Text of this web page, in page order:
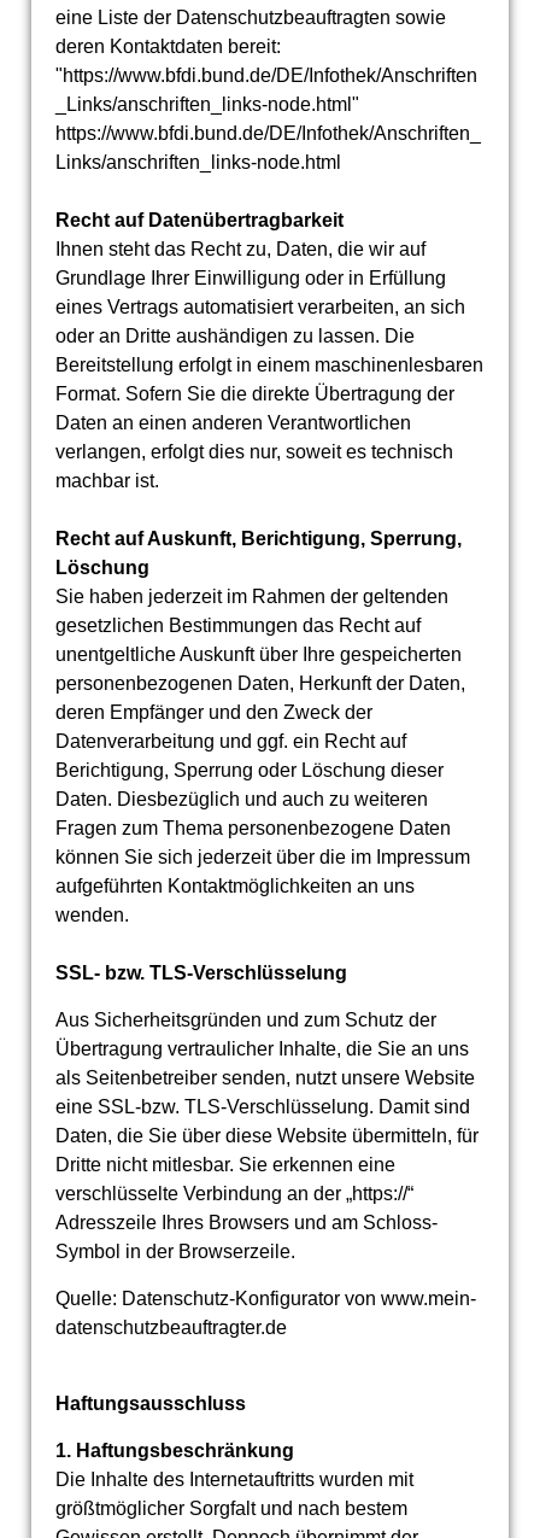
eine Liste der Datenschutzbeauftragten sowie
deren Kontaktdaten bereit:
"https://www.bfdi.bund.de/DE/Infothek/Anschriften
_Links/anschriften_links-node.html"
https://www.bfdi.bund.de/DE/Infothek/Anschriften_
Links/anschriften_links-node.html
Recht auf Datenübertragbarkeit
Ihnen steht das Recht zu, Daten, die wir auf
Grundlage Ihrer Einwilligung oder in Erfüllung
eines Vertrags automatisiert verarbeiten, an sich
oder an Dritte aushändigen zu lassen. Die
Bereitstellung erfolgt in einem maschinenlesbaren
Format. Sofern Sie die direkte Übertragung der
Daten an einen anderen Verantwortlichen
verlangen, erfolgt dies nur, soweit es technisch
machbar ist.
Recht auf Auskunft, Berichtigung, Sperrung,
Löschung
Sie haben jederzeit im Rahmen der geltenden
gesetzlichen Bestimmungen das Recht auf
unentgeltliche Auskunft über Ihre gespeicherten
personenbezogenen Daten, Herkunft der Daten,
deren Empfänger und den Zweck der
Datenverarbeitung und ggf. ein Recht auf
Berichtigung, Sperrung oder Löschung dieser
Daten. Diesbezüglich und auch zu weiteren
Fragen zum Thema personenbezogene Daten
können Sie sich jederzeit über die im Impressum
aufgeführten Kontaktmöglichkeiten an uns
wenden.
SSL- bzw. TLS-Verschlüsselung
Aus Sicherheitsgründen und zum Schutz der
Übertragung vertraulicher Inhalte, die Sie an uns
als Seitenbetreiber senden, nutzt unsere Website
eine SSL-bzw. TLS-Verschlüsselung. Damit sind
Daten, die Sie über diese Website übermitteln, für
Dritte nicht mitlesbar. Sie erkennen eine
verschlüsselte Verbindung an der „https://“
Adresszeile Ihres Browsers und am Schloss-
Symbol in der Browserzeile.
Quelle: Datenschutz-Konfigurator von www.mein-
datenschutzbeauftragter.de
Haftungsausschluss
1. Haftungsbeschränkung
Die Inhalte des Internetauftritts wurden mit
größtmöglicher Sorgfalt und nach bestem